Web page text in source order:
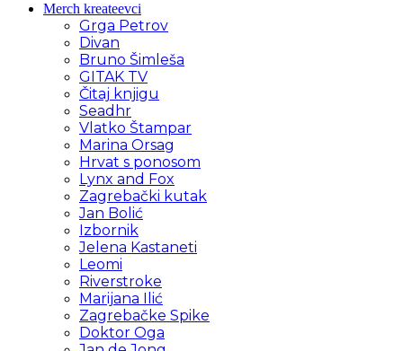
Merch kreateevci
Grga Petrov
Divan
Bruno Šimleša
GITAK TV
Čitaj knjigu
Seadhr
Vlatko Štampar
Marina Orsag
Hrvat s ponosom
Lynx and Fox
Zagrebački kutak
Jan Bolić
Izbornik
Jelena Kastaneti
Leomi
Riverstroke
Marijana Ilić
Zagrebačke Spike
Doktor Oga